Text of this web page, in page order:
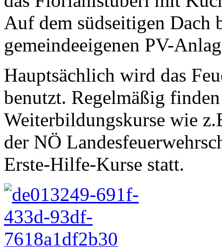
Auf dem südseitigen Dach
gemeindeeigenen PV-
Hauptsächlich wird das
benutzt. Regelmäßig
Weiterbildungskurse wie
der NÖ
Erste-Hilfe-Kurse statt.